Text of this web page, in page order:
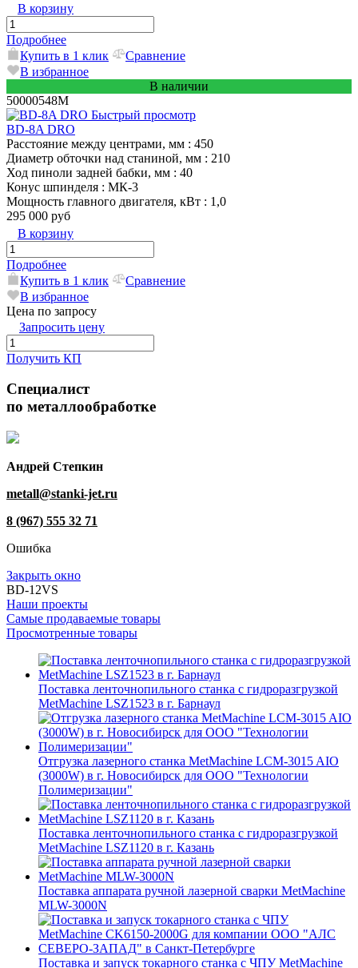
В корзину
Подробнее
Купить в 1 клик
Сравнение
В избранное
В наличии
50000548M
Быстрый просмотр
BD-8A DRO
Расстояние между центрами, мм : 450
Диаметр обточки над станиной, мм : 210
Ход пиноли задней бабки, мм : 40
Конус шпинделя : МК-3
Мощность главного двигателя, кВт : 1,0
295 000 руб
В корзину
Подробнее
Купить в 1 клик
Сравнение
В избранное
Цена по запросу
Запросить цену
Получить КП
Специалист
по металлообработке
Андрей Степкин
metall@stanki-jet.ru
8 (967) 555 32 71
Ошибка
Закрыть окно
BD-12VS
Наши проекты
Самые продаваемые товары
Просмотренные товары
Поставка ленточнопильного станка c гидроразгрузкой
MetMachine LSZ1523 в г. Барнаул
Отгрузка лазерного станка MetMachine LCM-3015 AIO
(3000W) в г. Новосибирск для ООО "Технологии
Полимеризации"
Поставка ленточнопильного станка c гидроразгрузкой
MetMachine LSZ1120 в г. Казань
Поставка аппарата ручной лазерной сварки MetMachine
MLW-3000N
Поставка и запуск токарного станка с ЧПУ MetMachine